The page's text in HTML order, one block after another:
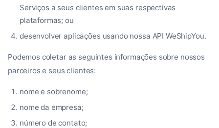
Serviços a seus clientes em suas respectivas
plataformas; ou
desenvolver aplicações usando nossa API WeShipYou.
Podemos coletar as seguintes informações sobre nossos
parceiros e seus clientes:
nome e sobrenome;
nome da empresa;
número de contato;